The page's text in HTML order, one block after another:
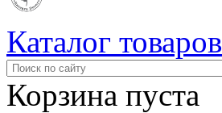
Каталог товаров
Корзина пуста